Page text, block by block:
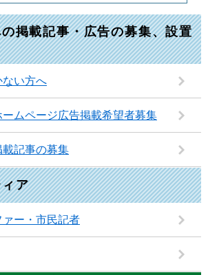
掲載記事・広告の募集、設置
ない方へ
ムページ広告掲載希望者募集
載記事の募集
ア
ー・市民記者